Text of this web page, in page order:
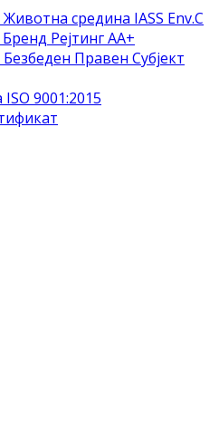
средина IASS Env.C
Рејтинг АА+
Правен Субјект
9001:2015